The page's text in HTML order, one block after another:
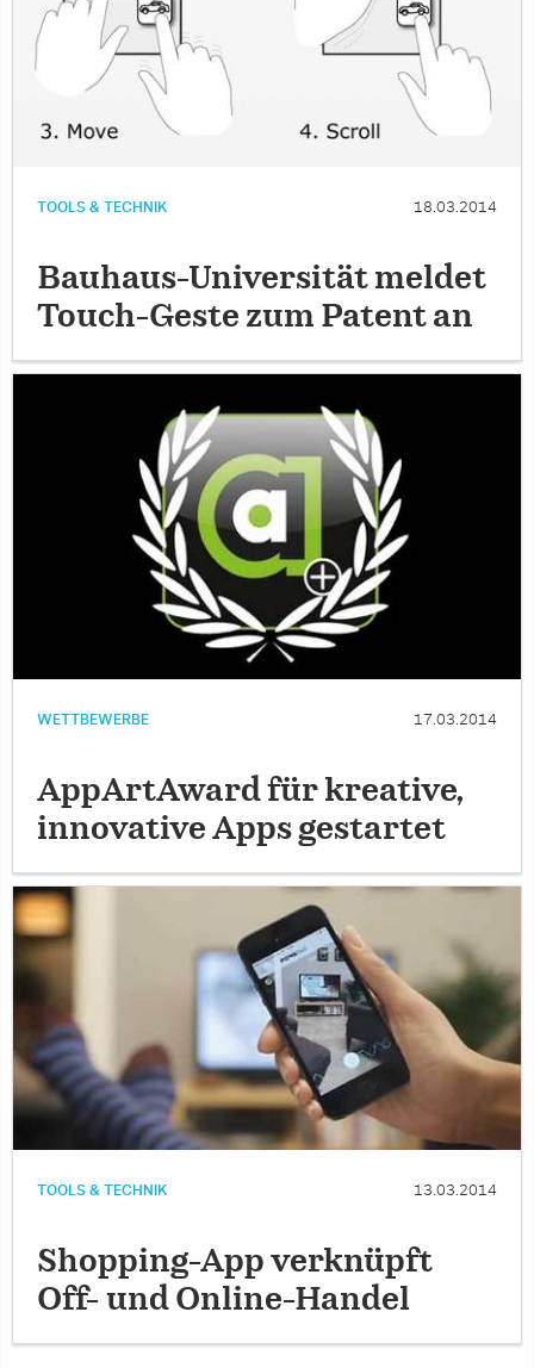
TOOLS & TECHNIK 18.03.2014
Bauhaus-Universität meldet
Touch-Geste zum Patent an
WETTBEWERBE 17.03.2014
AppArtAward für kreative,
innovative Apps gestartet
TOOLS & TECHNIK 13.03.2014
Shopping-App verknüpft
Off- und Online-Handel